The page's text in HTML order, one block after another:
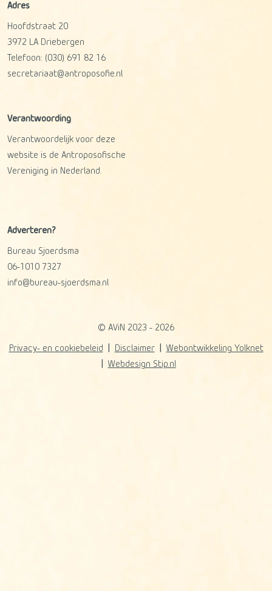
Adres
Hoofdstraat 20
3972 LA
Driebergen
Telefoon: (030) 691 82 16
secretariaat@antroposofie.nl
Verantwoording
Verantwoordelijk voor deze
website is de Antroposofische
Vereniging in Nederland.
Adverteren?
Bureau Sjoerdsma
06-1010 7327
info@bureau-sjoerdsma.nl
© AViN 2023 - 2026
Privacy- en cookiebeleid Disclaimer
Webontwikkeling Yolknet
Webdesign Stip.nl